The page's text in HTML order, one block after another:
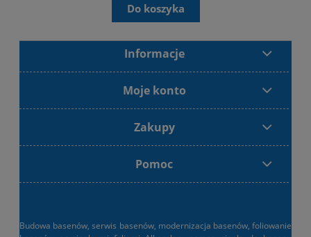
Do koszyka
Informacje
Moje konto
Zakupy
Pomoc
Budowa basenów, serwis basenów, modernizacja basenów, foliowanie